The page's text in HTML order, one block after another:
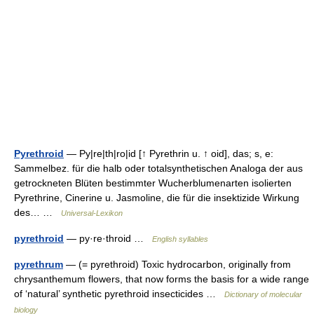
Pyrethroid — Py|re|th|ro|id [↑ Pyrethrin u. ↑ oid], das; s, e:
Sammelbez. für die halb oder totalsynthetischen Analoga der aus
getrockneten Blüten bestimmter Wucherblumenarten isolierten
Pyrethrine, Cinerine u. Jasmoline, die für die insektizide Wirkung
des… …
Universal-Lexikon
pyrethroid — py·re·throid … English syllables
pyrethrum — (= pyrethroid) Toxic hydrocarbon, originally from
chrysanthemum flowers, that now forms the basis for a wide range
of ‘natural’ synthetic pyrethroid insecticides …
Dictionary of molecular
biology